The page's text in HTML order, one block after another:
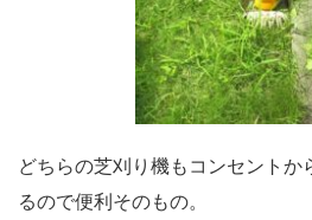
どちらの芝刈り機もコンセントか
るので便利そのもの。